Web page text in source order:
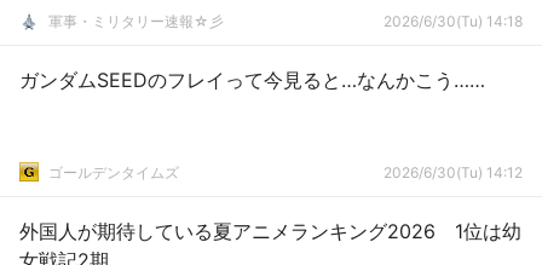
軍事・ミリタリー速報☆彡 2026/6/30(Tu) 14:18
ガンダムSEEDのフレイって今見ると…なんかこう……
ゴールデンタイムズ 2026/6/30(Tu) 14:12
外国人が期待している夏アニメランキング2026 1位は幼
女戦記2期